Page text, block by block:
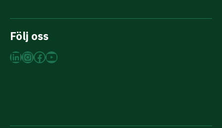
Följ oss
LinkedIn
Instagram
Facebook
YouTube